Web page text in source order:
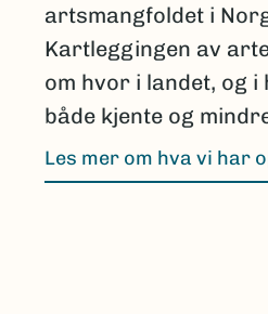
artsmangfoldet i
Kartleggingen av
om hvor i landet, og
både kjente og
Les mer om hva vi har